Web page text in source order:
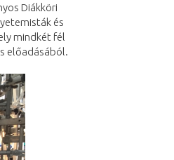
Diákköri
és
mindkét fél
előadásából.